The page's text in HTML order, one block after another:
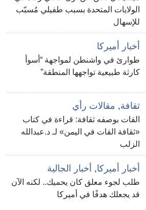
الولايات المتحدة بسبب طفيلي مُسبّب
للإسهال
أخبار أميركا
طوارئ في واشنطن لمواجهة “أسوأ
كارثة طبيعية تواجهها المنطقة”
ثقافة, مقالات رأي
القات بوصفه ثقافة: قراءة في كتاب
«ثقافة القات في اليمن» لـ د.عبدالله
الزلب
أخبار أميركا, أخبار الجالية
طلب لجوء معلق كان يحميك.. لكنه الآن
قد يجعلك هدفًا في أميركا